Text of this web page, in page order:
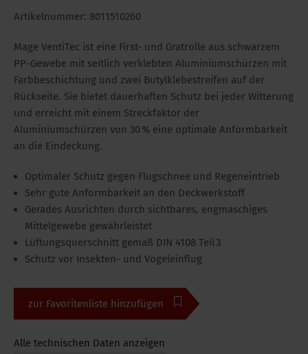
Artikelnummer: 8011510260
Mage VentiTec ist eine First- und Gratrolle aus schwarzem
PP-Gewebe mit seitlich verklebten Aluminiumschürzen mit
Farbbeschichtung und zwei Butylklebestreifen auf der
Rückseite. Sie bietet dauerhaften Schutz bei jeder Witterung
und erreicht mit einem Streckfaktor der
Aluminiumschürzen von 30 % eine optimale Anformbarkeit
an die Eindeckung.
Optimaler Schutz gegen Flugschnee und Regeneintrieb
Sehr gute Anformbarkeit an den Deckwerkstoff
Gerades Ausrichten durch sichtbares, engmaschiges
Mittelgewebe gewährleistet
Lüftungsquerschnitt gemäß DIN 4108 Teil 3
Schutz vor Insekten- und Vogeleinflug
zur Favoritenliste hinzufügen
Alle technischen Daten anzeigen